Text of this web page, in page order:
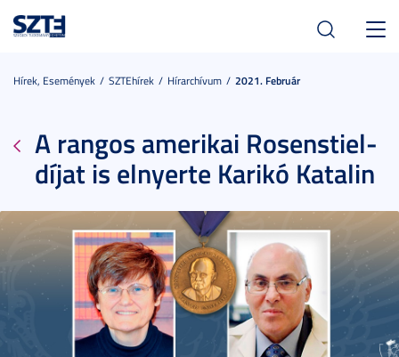
Hírek, Események SZTEhírek Hírarchívum 2021. Február
A rangos amerikai Rosenstiel-
díjat is elnyerte Karikó Katalin